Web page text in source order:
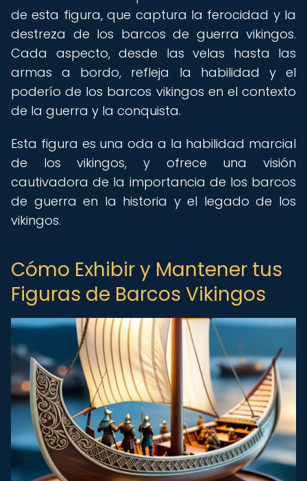
de esta figura, que captura la ferocidad y la
destreza de los barcos de guerra vikingos.
Cada aspecto, desde las velas hasta las
armas a bordo, refleja la habilidad y el
poderío de los barcos vikingos en el contexto
de la guerra y la conquista.
Esta figura es una oda a la habilidad marcial
de los vikingos, y ofrece una visión
cautivadora de la importancia de los barcos
de guerra en la historia y el legado de los
vikingos.
Cómo Exhibir y Mantener tus
Figuras de Barcos Vikingos